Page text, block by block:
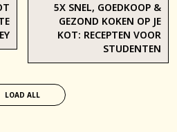
5X SNEL, GOEDKOOP &
GEZOND KOKEN OP JE
KOT: RECEPTEN VOOR
STUDENTEN
LOAD ALL